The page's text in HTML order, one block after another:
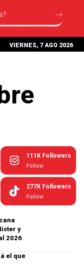
VIERNES, 7 AGO 2026
111K Followers
Follow
277K Followers
Follow
y
2026
el que